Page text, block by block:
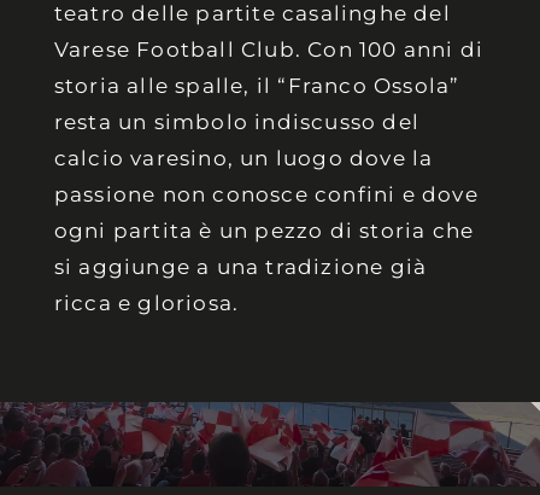
teatro delle partite casalinghe del
Varese Football Club. Con 100 anni di
storia alle spalle, il “Franco Ossola”
resta un simbolo indiscusso del
calcio varesino, un luogo dove la
passione non conosce confini e dove
ogni partita è un pezzo di storia che
si aggiunge a una tradizione già
ricca e gloriosa.